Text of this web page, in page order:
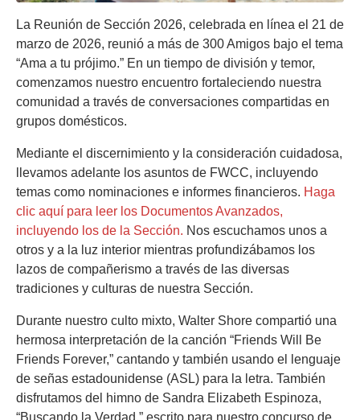
La Reunión de Sección 2026, celebrada en línea el 21 de
marzo de 2026, reunió a más de 300 Amigos bajo el tema
“Ama a tu prójimo.” En un tiempo de división y temor,
comenzamos nuestro encuentro fortaleciendo nuestra
comunidad a través de conversaciones compartidas en
grupos domésticos.
Mediante el discernimiento y la consideración cuidadosa,
llevamos adelante los asuntos de FWCC, incluyendo
temas como nominaciones e informes financieros. Haga
clic aquí para leer los Documentos Avanzados,
incluyendo los de la Sección. Nos escuchamos unos a
otros y a la luz interior mientras profundizábamos los
lazos de compañerismo a través de las diversas
tradiciones y culturas de nuestra Sección.
Durante nuestro culto mixto, Walter Shore compartió una
hermosa interpretación de la canción “Friends Will Be
Friends Forever,” cantando y también usando el lenguaje
de señas estadounidense (ASL) para la letra. También
disfrutamos del himno de Sandra Elizabeth Espinoza,